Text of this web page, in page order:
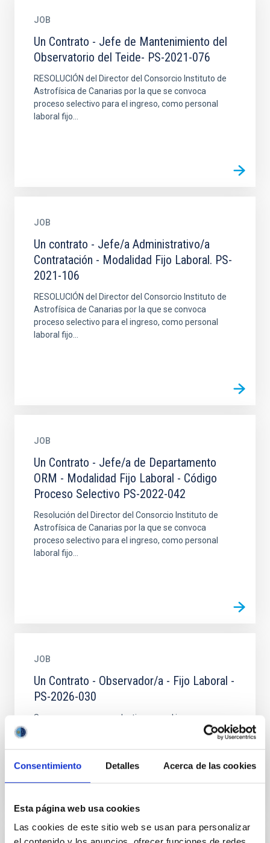
Consentimiento Detalles Acerca de las cookies
Esta página web usa cookies
Las cookies de este sitio web se usan para personalizar
JOB
Un Contrato - Jefe de Mantenimiento del
Observatorio del Teide- PS-2021-076
RESOLUCIÓN del Director del Consorcio Instituto de
Astrofísica de Canarias por la que se convoca
proceso selectivo para el ingreso, como personal
laboral fijo...
JOB
Un contrato - Jefe/a Administrativo/a
Contratación - Modalidad Fijo Laboral. PS-
2021-106
RESOLUCIÓN del Director del Consorcio Instituto de
Astrofísica de Canarias por la que se convoca
proceso selectivo para el ingreso, como personal
laboral fijo...
JOB
Un Contrato - Jefe/a de Departamento
ORM - Modalidad Fijo Laboral - Código
Proceso Selectivo PS-2022-042
Resolución del Director del Consorcio Instituto de
Astrofísica de Canarias por la que se convoca
proceso selectivo para el ingreso, como personal
laboral fijo...
JOB
Un Contrato - Observador/a - Fijo Laboral -
PS-2026-030
Se convoca proceso selectivo para el ingreso, como
personal laboral fijo, de un puesto de trabajo con la
categoría profesional de Observador/a, acogido al...